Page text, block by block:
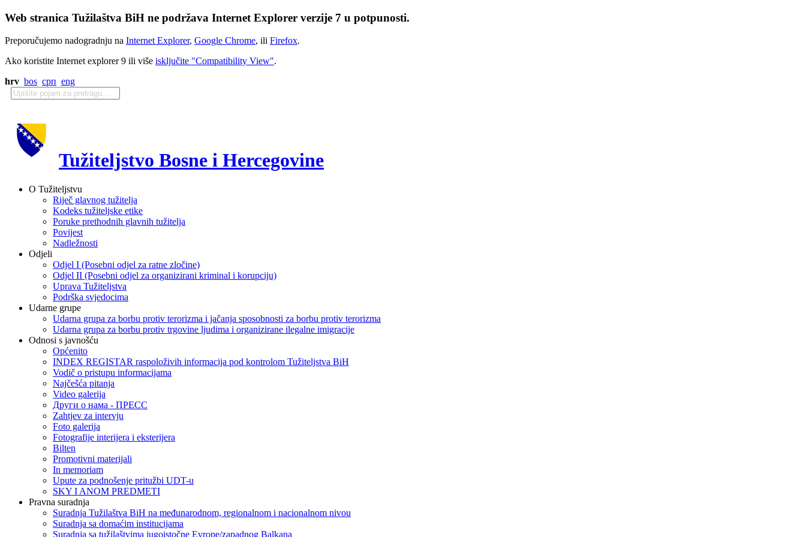
Web stranica Tužilaštva BiH ne podržava Internet Explorer verzije 7 u potpunosti.
Preporučujemo nadogradnju na Internet Explorer, Google Chrome, ili Firefox.
Ako koristite Internet explorer 9 ili više isključite "Compatibility View".
hrv bos срп eng
Tužiteljstvo Bosne i Hercegovine
O Tužiteljstvu
Riječ glavnog tužitelja
Kodeks tužiteljske etike
Poruke prethodnih glavnih tužitelja
Povijest
Nadležnosti
Odjeli
Odjel I (Posebni odjel za ratne zločine)
Odjel II (Posebni odjel za organizirani kriminal i korupciju)
Uprava Tužiteljstva
Podrška svjedocima
Udarne grupe
Udarna grupa za borbu protiv terorizma i jačanja sposobnosti za borbu protiv terorizma
Udarna grupa za borbu protiv trgovine ljudima i organizirane ilegalne imigracije
Odnosi s javnošću
Općenito
INDEX REGISTAR raspoloživih informacija pod kontrolom Tužiteljstva BiH
Vodič o pristupu informacijama
Najčešća pitanja
Video galerija
Други о нама - ПРЕСC
Zahtjev za intervju
Foto galerija
Fotografije interijera i eksterijera
Bilten
Promotivni materijali
In memoriam
Upute za podnošenje pritužbi UDT-u
SKY I ANOM PREDMETI
Pravna suradnja
Suradnja Tužilaštva BiH na međunarodnom, regionalnom i nacionalnom nivou
Suradnja sa domaćim institucijama
Suradnja sa tužilaštvima jugoistočne Evrope/zapadnog Balkana